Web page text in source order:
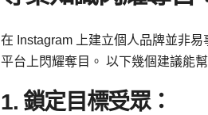
在 Instagram 上建立個人品牌並非
平台上閃耀奪目。 以下幾個建議能
1. 鎖定目標受眾：